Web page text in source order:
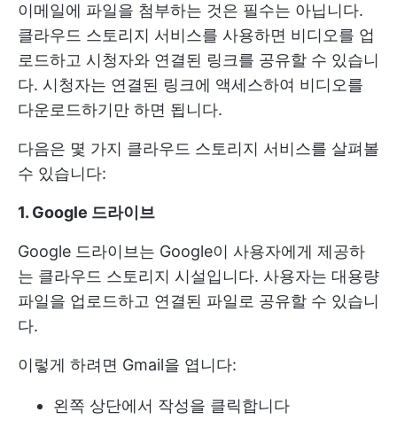
이메일에 파일을 첨부하는 것은 필수는 아닙니다.
클라우드 스토리지 서비스를 사용하면 비디오를 업
로드하고 시청자와 연결된 링크를 공유할 수 있습니
다. 시청자는 연결된 링크에 액세스하여 비디오를
다운로드하기만 하면 됩니다.
다음은 몇 가지 클라우드 스토리지 서비스를 살펴볼
수 있습니다:
1. Google 드라이브
Google 드라이브는 Google이 사용자에게 제공하
는 클라우드 스토리지 시설입니다. 사용자는 대용량
파일을 업로드하고 연결된 파일로 공유할 수 있습니
다.
이렇게 하려면 Gmail을 엽니다:
왼쪽 상단에서 작성을 클릭합니다